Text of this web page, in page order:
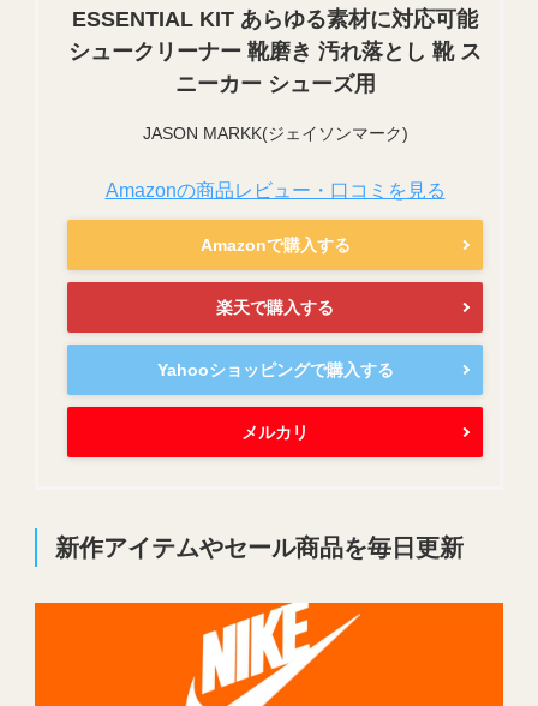
ESSENTIAL KIT あらゆる素材に対応可能
シュークリーナー 靴磨き 汚れ落とし 靴 ス
ニーカー シューズ用
JASON MARKK(ジェイソンマーク)
Amazonの商品レビュー・口コミを見る
Amazonで購入する
楽天で購入する
Yahooショッピングで購入する
メルカリ
新作アイテムやセール商品を毎日更新